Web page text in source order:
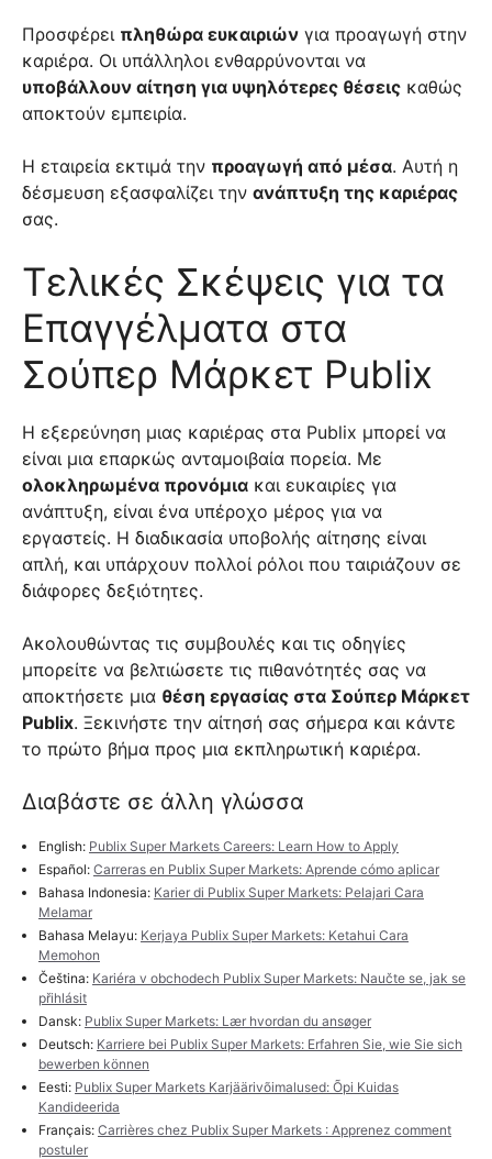
Προσφέρει πληθώρα ευκαιριών για προαγωγή στην
καριέρα. Οι υπάλληλοι ενθαρρύνονται να
υποβάλλουν αίτηση για υψηλότερες θέσεις καθώς
αποκτούν εμπειρία.
Η εταιρεία εκτιμά την προαγωγή από μέσα. Αυτή η
δέσμευση εξασφαλίζει την ανάπτυξη της καριέρας
σας.
Τελικές Σκέψεις για τα
Επαγγέλματα στα
Σούπερ Μάρκετ Publix
Η εξερεύνηση μιας καριέρας στα Publix μπορεί να
είναι μια επαρκώς ανταμοιβαία πορεία. Με
ολοκληρωμένα προνόμια και ευκαιρίες για
ανάπτυξη, είναι ένα υπέροχο μέρος για να
εργαστείς. Η διαδικασία υποβολής αίτησης είναι
απλή, και υπάρχουν πολλοί ρόλοι που ταιριάζουν σε
διάφορες δεξιότητες.
Ακολουθώντας τις συμβουλές και τις οδηγίες
μπορείτε να βελτιώσετε τις πιθανότητές σας να
αποκτήσετε μια θέση εργασίας στα Σούπερ Μάρκετ
Publix. Ξεκινήστε την αίτησή σας σήμερα και κάντε
το πρώτο βήμα προς μια εκπληρωτική καριέρα.
Διαβάστε σε άλλη γλώσσα
English: Publix Super Markets Careers: Learn How to Apply
Español: Carreras en Publix Super Markets: Aprende cómo aplicar
Bahasa Indonesia: Karier di Publix Super Markets: Pelajari Cara
Melamar
Bahasa Melayu: Kerjaya Publix Super Markets: Ketahui Cara
Memohon
Čeština: Kariéra v obchodech Publix Super Markets: Naučte se, jak se
přihlásit
Dansk: Publix Super Markets: Lær hvordan du ansøger
Deutsch: Karriere bei Publix Super Markets: Erfahren Sie, wie Sie sich
bewerben können
Eesti: Publix Super Markets Karjäärivõimalused: Õpi Kuidas
Kandideerida
Français: Carrières chez Publix Super Markets : Apprenez comment
postuler